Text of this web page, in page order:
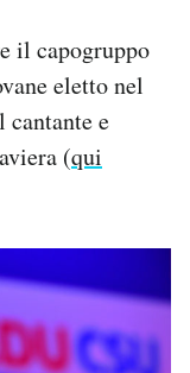
il capogruppo
eletto nel
cantante e
(qui